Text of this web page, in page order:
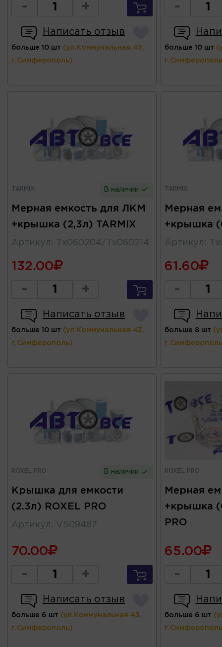
- +
Написать отзыв
больше 10 шт (ул.Коммунальная 43,
г.Симферополь)
-
больше 10 шт
TARMIX В наличии
Мерная емкость для ЛКМ
+крышка (2,3л) TARMIX
Артикул : Тх060204/Тх060214
132.00
- +
Написать отзыв
больше 10 шт (ул.Коммунальная 43,
г.Симферополь)
TARMIX
Мерная
+крышка
Артикул :
61.60
-
больше 8 шт
ROXEL PRO В наличии
Крышка для емкости
(2.3л) ROXEL PRO
Артикул : VS09487
70.00
- +
Написать отзыв
больше 6 шт (ул.Коммунальная 43,
г.Симферополь)
ROXEL PRO
Мерная
+крышка
PRO
65.00
-
больше 6 шт